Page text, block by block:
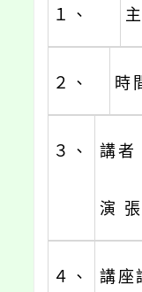
１、
２、 時
３、 講者
演
４、 講座